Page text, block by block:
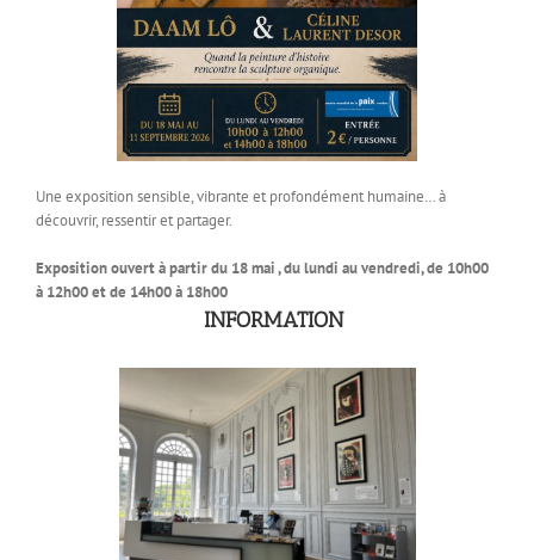
Une exposition sensible, vibrante et profondément humaine… à
découvrir, ressentir et partager.
Exposition ouvert à partir du 18 mai , du lundi au vendredi, de 10h00
à 12h00 et de 14h00 à 18h00
INFORMATION